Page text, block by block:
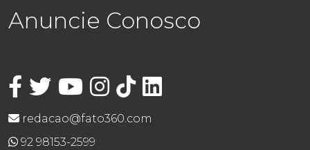
Anuncie Conosco
redacao@fato360.com
92 98153-2599